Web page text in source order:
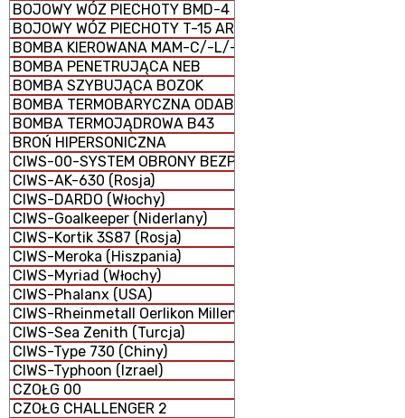
BOJOWY WÓZ PIECHOTY BMD-4
BOJOWY WÓZ PIECHOTY T-15 ARMATA (CIĘŻKI)
BOMBA KIEROWANA MAM-C/-L/-T
BOMBA PENETRUJĄCA NEB
BOMBA SZYBUJĄCA BOZOK
BOMBA TERMOBARYCZNA ODAB-1500
BOMBA TERMOJĄDROWA B43
BROŃ HIPERSONICZNA
CIWS-00-SYSTEM OBRONY BEZPOŚREDNIEJ
CIWS-AK-630 (Rosja)
CIWS-DARDO (Włochy)
CIWS-Goalkeeper (Niderlany)
CIWS-Kortik 3S87 (Rosja)
CIWS-Meroka (Hiszpania)
CIWS-Myriad (Włochy)
CIWS-Phalanx (USA)
CIWS-Rheinmetall Oerlikon Millennium GDM-008
CIWS-Sea Zenith (Turcja)
CIWS-Type 730 (Chiny)
CIWS-Typhoon (Izrael)
CZOŁG 00
CZOŁG CHALLENGER 2